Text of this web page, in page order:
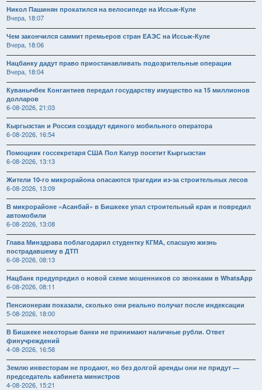
Никол Пашинян прокатился на велосипеде на Иссык-Куле
Вчера, 18:07
Чем закончился саммит премьеров стран ЕАЭС на Иссык-Куле
Вчера, 18:06
Нацбанку дадут право приостанавливать подозрительные операции
Вчера, 18:04
Куванычбек Конгантиев передал государству имущество на 15 миллионов
долларов
6-08-2026, 21:03
Кыргызстан и Россия создадут единого мобильного оператора
6-08-2026, 16:54
Помощник госсекретаря США Пол Капур посетит Кыргызстан
6-08-2026, 13:13
Жители 10-го микрорайона опасаются трагедии из-за строительных лесов
6-08-2026, 13:09
В микрорайоне «Асанбай» в Бишкеке упал строительный кран и повредил
автомобили
6-08-2026, 13:08
Глава Минздрава поблагодарил студентку КГМА, спасшую жизнь
пострадавшему в ДТП
6-08-2026, 08:13
Нацбанк предупредил о новой схеме мошенников со звонками в WhatsApp
6-08-2026, 08:11
Пенсионерам показали, сколько они реально получат после индексации
5-08-2026, 18:00
В Бишкеке некоторые банки не принимают наличные рубли. Ответ
финучреждений
4-08-2026, 16:58
Землю инвесторам не продают, но без долгой аренды они не придут —
председатель кабинета министров
4-08-2026, 15:21